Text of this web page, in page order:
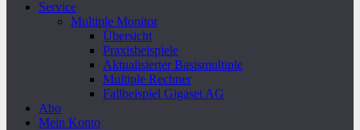
Service
Multiple Monitor
Übersicht
Praxisbeispiele
Aktualisierter Basismultiple
Multiple Rechner
Fallbeispiel Gigaset AG
Abo
Mein Konto